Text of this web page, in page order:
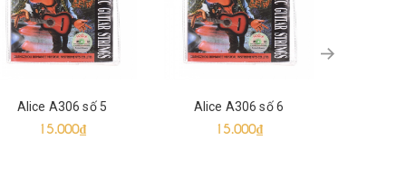
Alice A306 số 5
15.000₫
Alice A306 số 6
15.000₫